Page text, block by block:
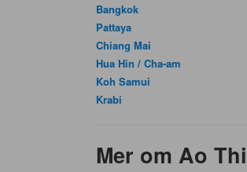
Bangkok
Pattaya
Chiang Mai
Hua Hin / Cha-am
Koh Samui
Krabi
Mer om Ao